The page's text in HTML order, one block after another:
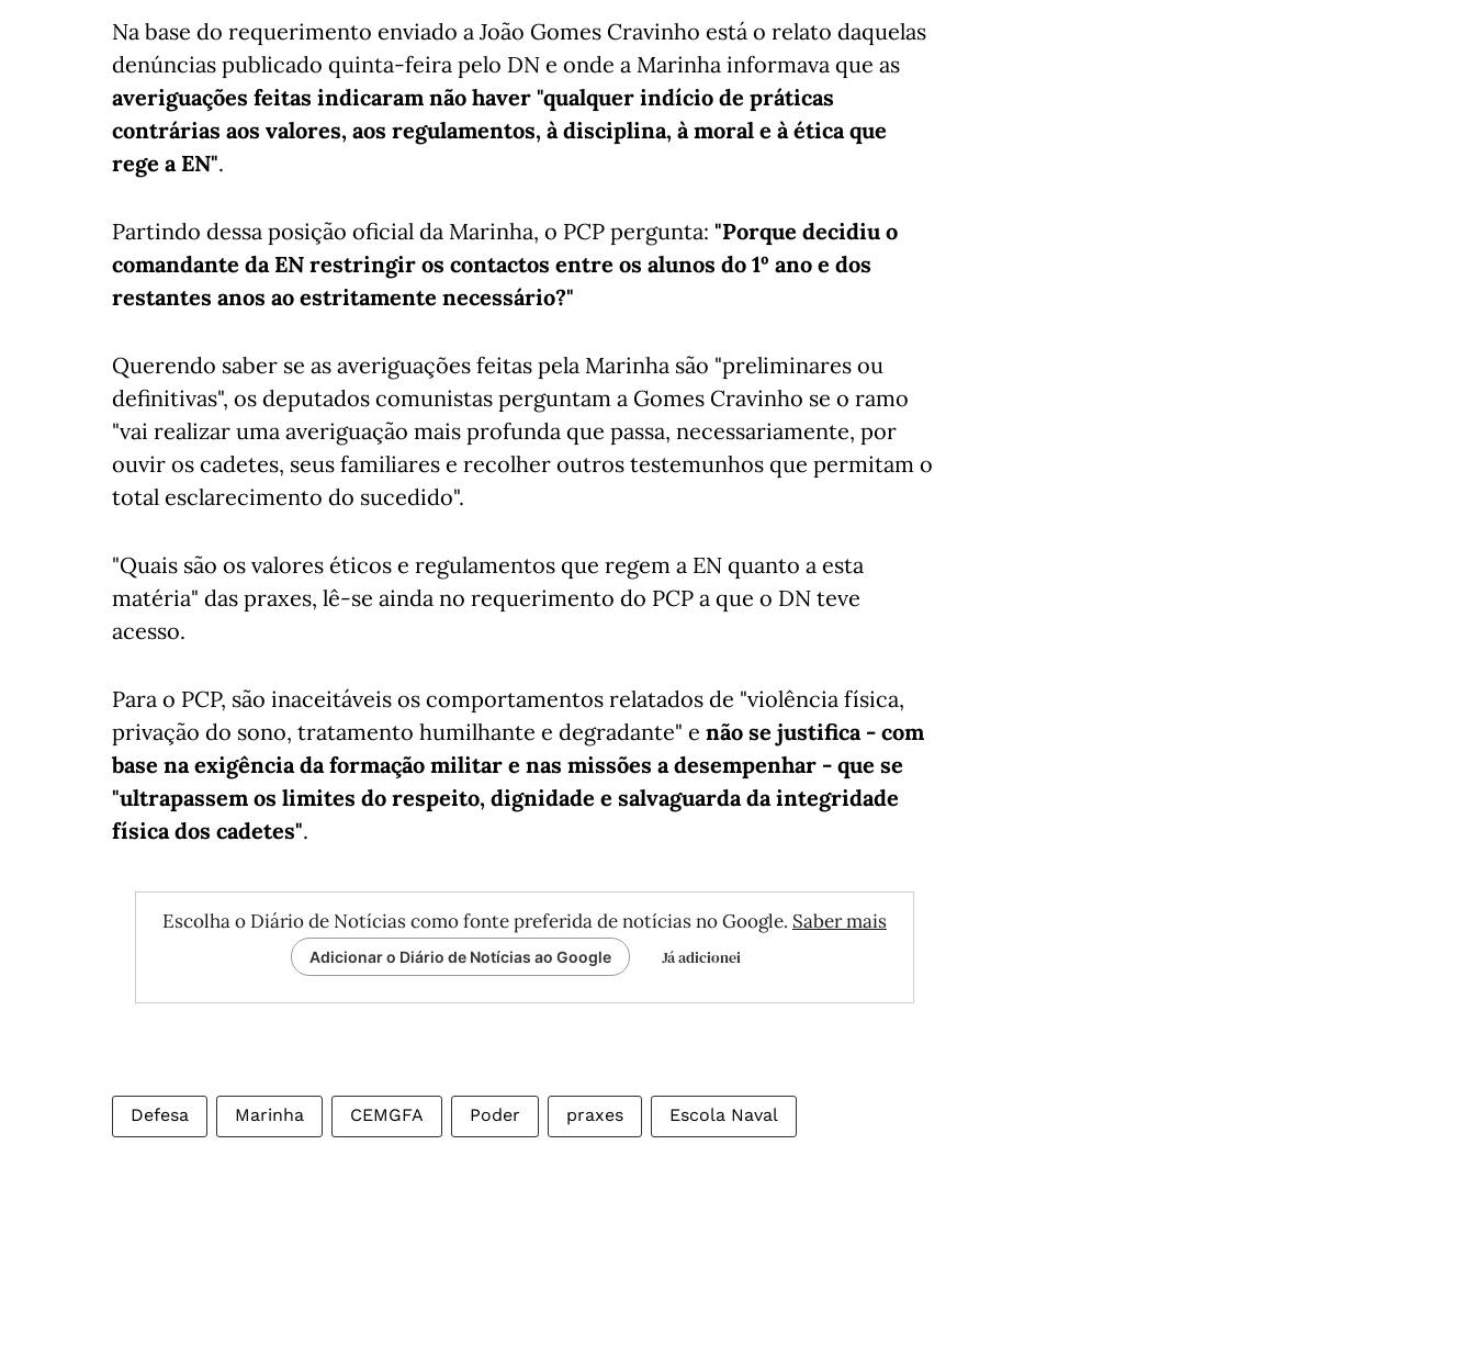
Na base do requerimento enviado a João Gomes Cravinho está o relato daquelas
denúncias publicado quinta-feira pelo DN e onde a Marinha informava que as
averiguações feitas indicaram não haver "qualquer indício de práticas
contrárias aos valores, aos regulamentos, à disciplina, à moral e à ética que
rege a EN".
Partindo dessa posição oficial da Marinha, o PCP pergunta: "Porque decidiu o
comandante da EN restringir os contactos entre os alunos do 1º ano e dos
restantes anos ao estritamente necessário?"
Querendo saber se as averiguações feitas pela Marinha são "preliminares ou
definitivas", os deputados comunistas perguntam a Gomes Cravinho se o ramo
"vai realizar uma averiguação mais profunda que passa, necessariamente, por
ouvir os cadetes, seus familiares e recolher outros testemunhos que permitam o
total esclarecimento do sucedido".
"Quais são os valores éticos e regulamentos que regem a EN quanto a esta
matéria" das praxes, lê-se ainda no requerimento do PCP a que o DN teve
acesso.
Para o PCP, são inaceitáveis os comportamentos relatados de "violência física,
privação do sono, tratamento humilhante e degradante" e não se justifica - com
base na exigência da formação militar e nas missões a desempenhar - que se
"ultrapassem os limites do respeito, dignidade e salvaguarda da integridade
física dos cadetes".
Escolha o Diário de Notícias como fonte preferida de notícias no Google. Saber mais
Adicionar o Diário de Notícias ao Google Já adicionei
Defesa Marinha CEMGFA Poder praxes Escola Naval